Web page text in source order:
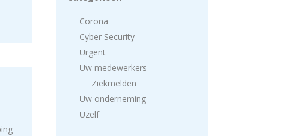
Corona
Cyber Security
Urgent
Uw medewerkers
Ziekmelden
Uw onderneming
Uzelf